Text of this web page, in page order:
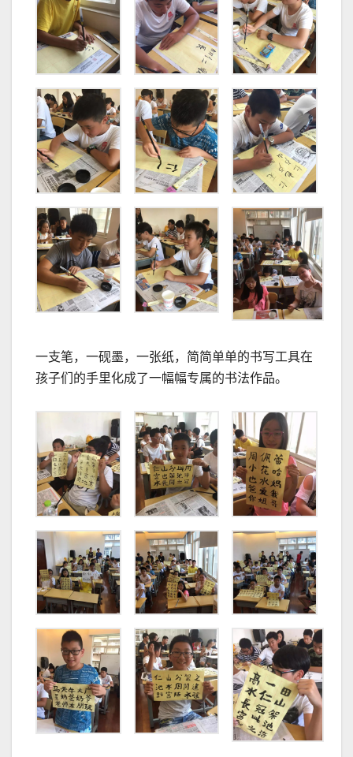
一支笔，一砚墨，一张纸，简简单单的书写工具在
孩子们的手里化成了一幅幅专属的书法作品。